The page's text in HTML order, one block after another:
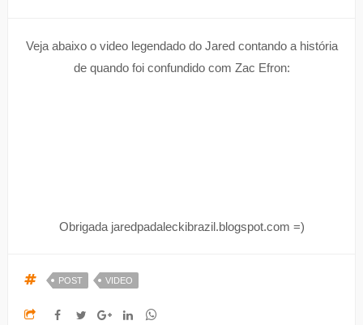
Veja abaixo o video legendado do Jared contando a história
de quando foi confundido com Zac Efron:
Obrigada jaredpadaleckibrazil.blogspot.com =)
POST VIDEO